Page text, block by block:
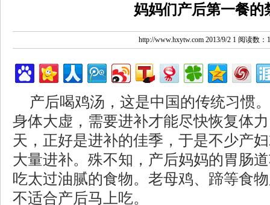
妈妈们产后第一餐的
http://www.hxytw.com 2013/9/2 1 阅读数：
产后喝鸡汤，这是中国的传统习惯
身体大虚，需要进补才能尽快恢复体
天，正好是进补的佳季，于是不少产
大量进补。殊不知，产后妈妈的胃肠
吃太过油腻的食物。老母鸡、蹄等食
不适合产后马上吃。